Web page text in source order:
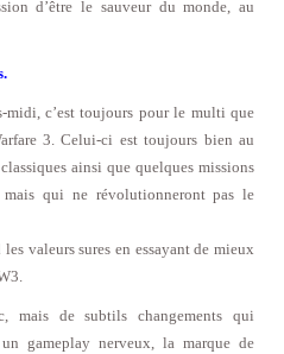
d’être le sauveur du monde, au
midi, c’est toujours pour le multi que
3. Celui-ci est toujours bien au
ainsi que quelques missions
mais qui ne révolutionneront pas le
valeurs sures en essayant de mieux
mais de subtils changements qui
gameplay nerveux, la marque de